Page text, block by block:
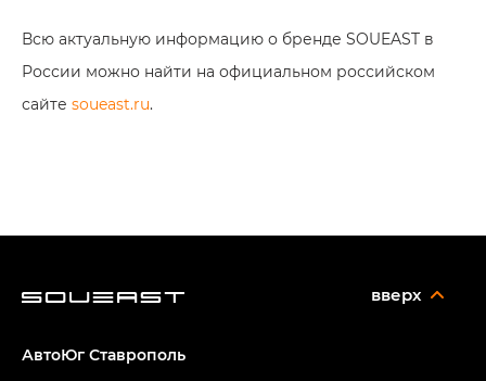
Всю актуальную информацию о бренде SOUEAST в
России можно найти на официальном российском
сайте soueast.ru.
вверх
АвтоЮг Ставрополь